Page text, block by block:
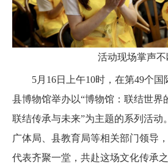
活动现场掌声不
5月16日上午10时，在第49个
县博物馆举办以“博物馆：联结世
联结传承与未来”为主题的系列活动
广体局、县教育局等相关部门领导
代表齐聚一堂，共赴这场文化传承